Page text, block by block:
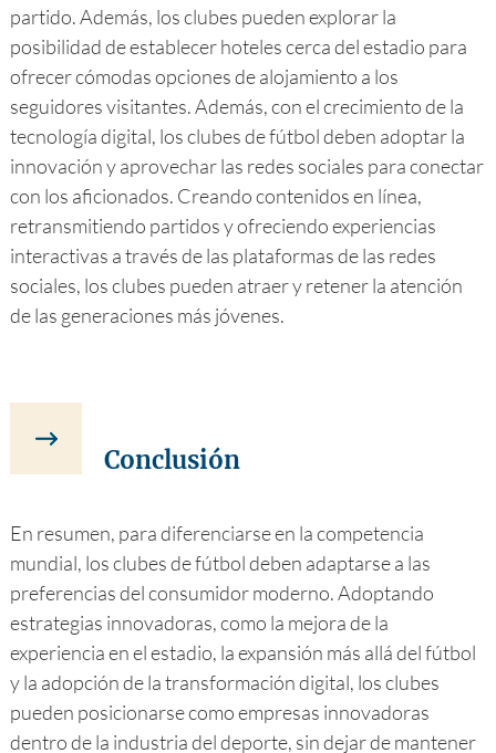
partido. Además, los clubes pueden explorar la
posibilidad de establecer hoteles cerca del estadio para
ofrecer cómodas opciones de alojamiento a los
seguidores visitantes. Además, con el crecimiento de la
tecnología digital, los clubes de fútbol deben adoptar la
innovación y aprovechar las redes sociales para conectar
con los aficionados. Creando contenidos en línea,
retransmitiendo partidos y ofreciendo experiencias
interactivas a través de las plataformas de las redes
sociales, los clubes pueden atraer y retener la atención
de las generaciones más jóvenes.
Conclusión
En resumen, para diferenciarse en la competencia
mundial, los clubes de fútbol deben adaptarse a las
preferencias del consumidor moderno. Adoptando
estrategias innovadoras, como la mejora de la
experiencia en el estadio, la expansión más allá del fútbol
y la adopción de la transformación digital, los clubes
pueden posicionarse como empresas innovadoras
dentro de la industria del deporte, sin dejar de mantener